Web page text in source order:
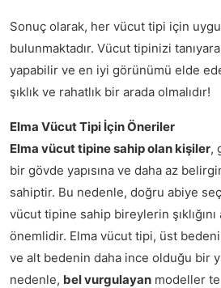
Sonuç olarak, her vücut tipi için
bulunmaktadır. Vücut tipinizi
yapabilir ve en iyi görünümü elde
şıklık ve rahatlık bir arada olmalıdır!
Elma Vücut Tipi İçin Öneriler
Elma vücut tipine sahip olan kişiler,
bir gövde yapısına ve daha az
sahiptir. Bu nedenle, doğru abiye
vücut tipine sahip bireylerin
önemlidir. Elma vücut tipi, üst
ve alt bedenin daha ince olduğu bir
nedenle, bel vurgulayan modeller